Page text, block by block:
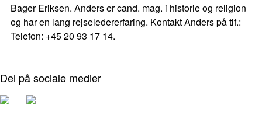
Bager Eriksen. Anders er cand. mag. i historie og religion
og har en lang rejseledererfaring. Kontakt Anders på tlf.:
Telefon: +45 20 93 17 14.
Del på sociale medier